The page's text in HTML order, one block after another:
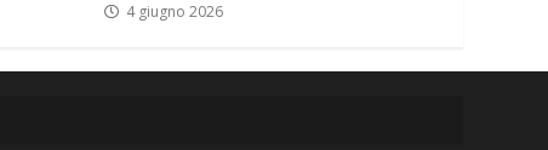
4 giugno 2026